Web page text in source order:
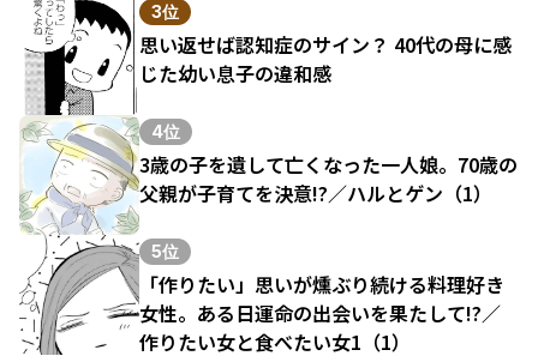
3位
思い返せば認知症のサイン？ 40代の母に感
じた幼い息子の違和感
4位
3歳の子を遺して亡くなった一人娘。70歳の
父親が子育てを決意!?／ハルとゲン（1）
5位
「作りたい」思いが燻ぶり続ける料理好き
女性。ある日運命の出会いを果たして!?／
作りたい女と食べたい女1（1）